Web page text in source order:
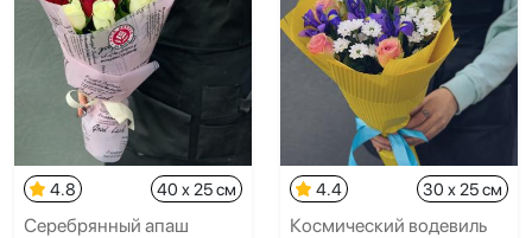
4.8 40 x 25 см
Серебрянный апаш
4.4 30 x 25 см
Космический водевиль